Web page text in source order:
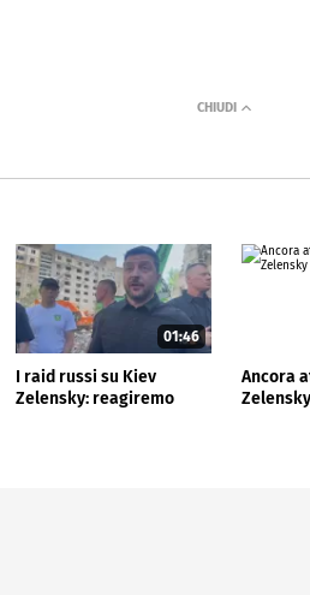
01:46
I raid russi su Kiev
Zelensky: reagiremo
Ancora